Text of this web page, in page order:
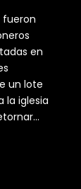
fueron
en
un lote
la iglesia